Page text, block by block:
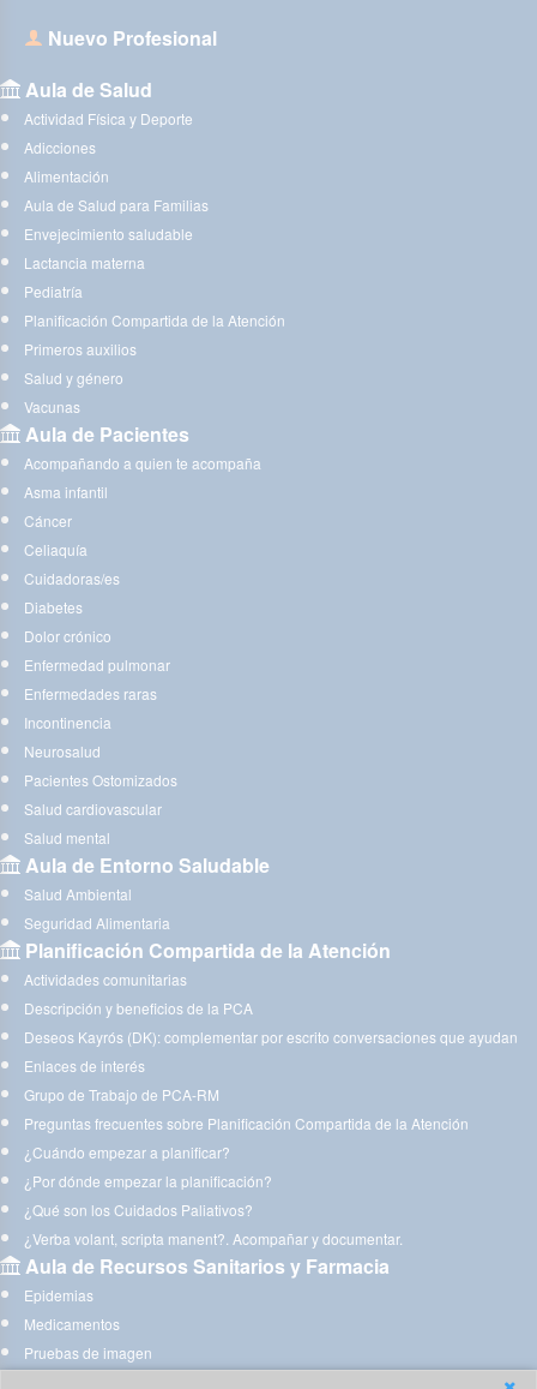
Nuevo Profesional
Aula de Salud
Actividad Física y Deporte
Adicciones
Alimentación
Aula de Salud para Familias
Envejecimiento saludable
Lactancia materna
Pediatría
Planificación Compartida de la Atención
Primeros auxilios
Salud y género
Vacunas
Aula de Pacientes
Acompañando a quien te acompaña
Asma infantil
Cáncer
Celiaquía
Cuidadoras/es
Diabetes
Dolor crónico
Enfermedad pulmonar
Enfermedades raras
Incontinencia
Neurosalud
Pacientes Ostomizados
Salud cardiovascular
Salud mental
Aula de Entorno Saludable
Salud Ambiental
Seguridad Alimentaria
Planificación Compartida de la Atención
Actividades comunitarias
Descripción y beneficios de la PCA
Deseos Kayrós (DK): complementar por escrito conversaciones que ayudan
Enlaces de interés
Grupo de Trabajo de PCA-RM
Preguntas frecuentes sobre Planificación Compartida de la Atención
¿Cuándo empezar a planificar?
¿Por dónde empezar la planificación?
¿Qué son los Cuidados Paliativos?
¿Verba volant, scripta manent?. Acompañar y documentar.
Aula de Recursos Sanitarios y Farmacia
Epidemias
Medicamentos
Pruebas de imagen